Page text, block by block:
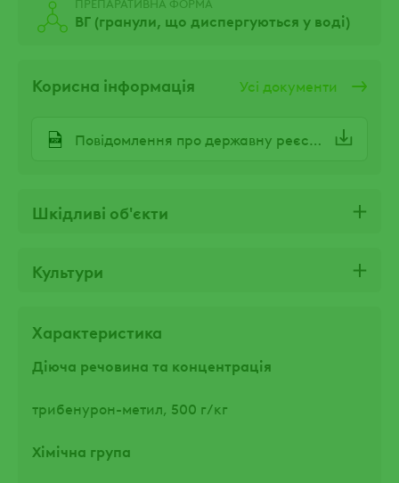
ВГ (гранули, що диспергуються у воді)
Корисна інформація Усі документи
Повідомлення про державну реєстрацію ТРИГГЕР
Шкідливі об'єкти
Культури
Характеристика
Діюча речовина та концентрація
трибенурон-метил, 500 г/кг
Хімічна група